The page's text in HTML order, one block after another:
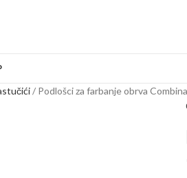
Podlošci za farbanje obrva